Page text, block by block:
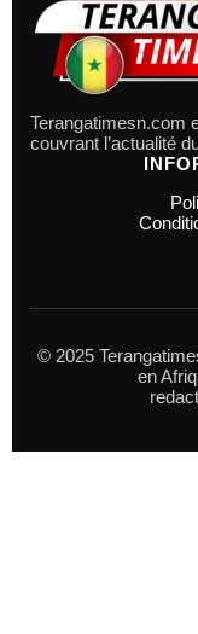
Terangatimesn.com
couvrant l’actualité
© 2025
en